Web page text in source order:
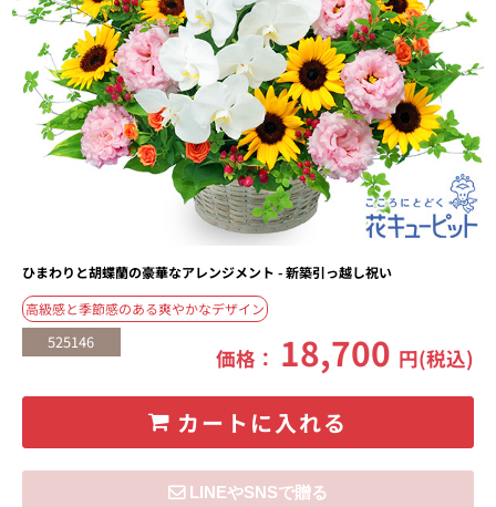
ひまわりと胡蝶蘭の豪華なアレンジメント - 新築引っ越し祝い
高級感と季節感のある爽やかなデザイン
525146
価格： 18,700 円(税込)
カートに入れる